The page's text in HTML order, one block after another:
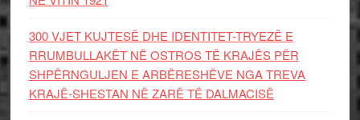
300 VJET KUJTESË DHE IDENTITET-TRYEZË E
RRUMBULLAKËT NË OSTROS TË KRAJËS PËR
SHPËRNGULJEN E ARBËRESHËVE NGA TREVA
KRAJË-SHESTAN NË ZARË TË DALMACISË